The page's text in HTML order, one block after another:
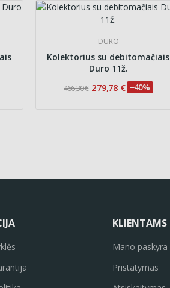
DURO
Kolektorius su debitomačiais
Duro 11ž.
466,30 € 279,78 € −40%
KLIENTAMS
Mano paskyra
Pristatymas